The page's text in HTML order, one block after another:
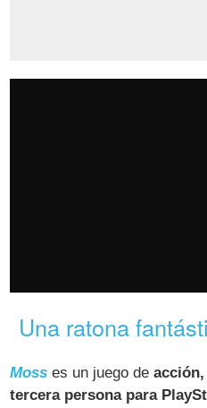
Una ratona
Moss es un juego de
tercera persona para